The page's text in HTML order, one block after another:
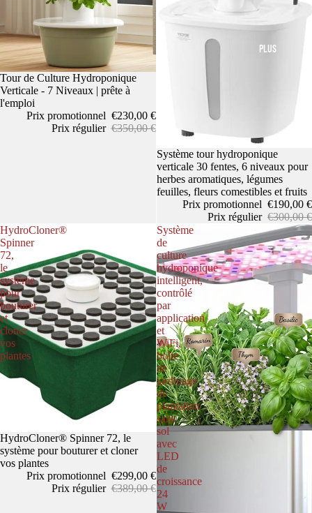
PLUS
Promotion
Tour de Culture Hydroponique
Verticale - 7 Niveaux | prête à
l'emploi
Prix promotionnel €230,00 €
Prix régulier €350,00 €
Promotion
Système tour hydroponique
verticale 30 fentes, 6 niveaux pour
herbes aromatiques, légumes
feuilles, fleurs comestibles et fruits
Prix promotionnel €190,00 €
Prix régulier €300,00 €
HydroCloner®
Spinner
72,
le
système
pour
bouturer
et
cloner
vos
plantes
Promotion
HydroCloner® Spinner 72, le
système pour bouturer et cloner
vos plantes
Prix promotionnel €299,00 €
Prix régulier €389,00 €
Système
de
culture
hydroponique
intelligent,
contrôlé
par
application
et
WiFi,
boîte
de
jardinage
de
plantation
sans
sol
avec
LED
de
croissance
24
W